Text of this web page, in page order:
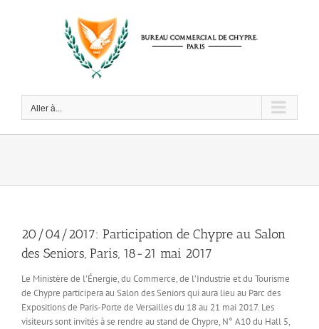
Aller à...
20/04/2017: Participation de Chypre au Salon
des Seniors, Paris, 18-21 mai 2017
Le Ministère de l’Énergie, du Commerce, de l’Industrie et du Tourisme
de Chypre participera au Salon des Seniors qui aura lieu au Parc des
Expositions de Paris-Porte de Versailles du 18 au 21 mai 2017. Les
visiteurs sont invités à se rendre au stand de Chypre, N° A10 du Hall 5,